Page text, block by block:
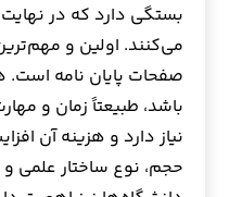
بستگی دارد که در
می‌کنند. اولین و
صفحات پایان نامه است.
باشد، طبیعتاً زمان و
نیاز دارد و هزینه آن
حجم، نوع ساختار علمی و